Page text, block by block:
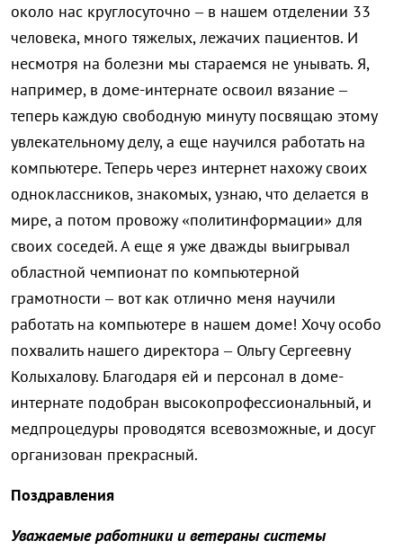
около нас круглосуточно – в нашем отделении 33
человека, много тяжелых, лежачих пациентов. И
несмотря на болезни мы стараемся не унывать. Я,
например, в доме-интернате освоил вязание –
теперь каждую свободную минуту посвящаю этому
увлекательному делу, а еще научился работать на
компьютере. Теперь через интернет нахожу своих
одноклассников, знакомых, узнаю, что делается в
мире, а потом провожу «политинформации» для
своих соседей. А еще я уже дважды выигрывал
областной чемпионат по компьютерной
грамотности – вот как отлично меня научили
работать на компьютере в нашем доме! Хочу особо
похвалить нашего директора – Ольгу Сергеевну
Колыхалову. Благодаря ей и персонал в доме-
интернате подобран высокопрофессиональный, и
медпроцедуры проводятся всевозможные, и досуг
организован прекрасный.
Поздравления
Уважаемые работники и ветераны системы